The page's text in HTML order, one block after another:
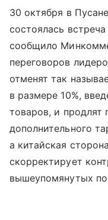
30 октября в
состоялась
сообщило
переговоров
отменят так
в размере 10%,
товаров, и продлят
дополнительного
а китайская
скорректирует
вышеупомянутых